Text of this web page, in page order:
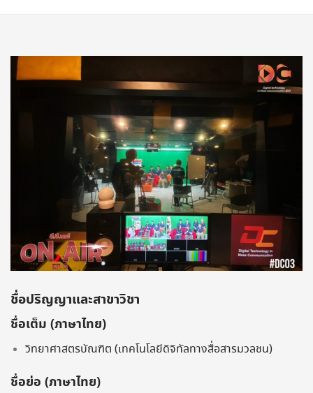
ชื่อปริญญาและสาขาวิชา
ชื่อเต็ม (ภาษาไทย)
วิทยาศาสตรบัณฑิต (เทคโนโลยีดิจิทัลทางสื่อสารมวลชน)
ชื่อย่อ (ภาษาไทย)